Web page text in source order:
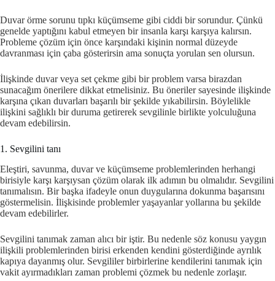
Duvar örme sorunu tıpkı küçümseme gibi ciddi bir sorundur. Çünkü
genelde yaptığını kabul etmeyen bir insanla karşı karşıya kalırsın.
Probleme çözüm için önce karşındaki kişinin normal düzeyde
davranması için çaba gösterirsin ama sonuçta yorulan sen olursun.
İlişkinde duvar veya set çekme gibi bir problem varsa birazdan
sunacağım önerilere dikkat etmelisiniz. Bu öneriler sayesinde ilişkinde
karşına çıkan duvarları başarılı bir şekilde yıkabilirsin. Böylelikle
ilişkini sağlıklı bir duruma getirerek sevgilinle birlikte yolculuğuna
devam edebilirsin.
1. Sevgilini tanı
Eleştiri, savunma, duvar ve küçümseme problemlerinden herhangi
birisiyle karşı karşıysan çözüm olarak ilk adımın bu olmalıdır. Sevgilini
tanımalısın. Bir başka ifadeyle onun duygularına dokunma başarısını
göstermelisin. İlişkisinde problemler yaşayanlar yollarına bu şekilde
devam edebilirler.
Sevgilini tanımak zaman alıcı bir iştir. Bu nedenle söz konusu yaygın
ilişkili problemlerinden birisi erkenden kendini gösterdiğinde ayrılık
kapıya dayanmış olur. Sevgililer birbirlerine kendilerini tanımak için
vakit ayırmadıkları zaman problemi çözmek bu nedenle zorlaşır.